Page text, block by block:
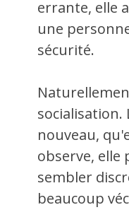
errante, elle
une
sécurité.
socialisation.
nouveau,
observe, elle
sembler
beaucoup